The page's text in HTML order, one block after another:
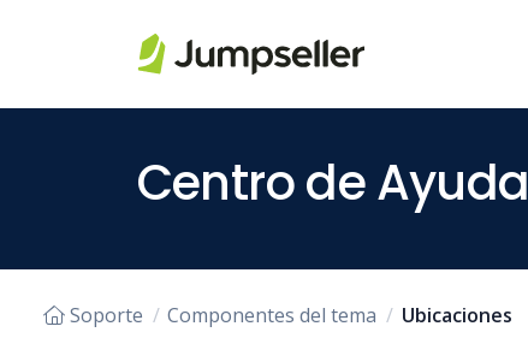
Saltar al contenido principal
Centro de Ayuda
Soporte Componentes del tema Ubicaciones